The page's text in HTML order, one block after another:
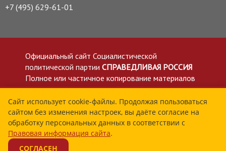
+7 (495) 629-61-01
Официальный сайт Социалистической
политической партии СПРАВЕДЛИВАЯ РОССИЯ
Полное или частичное копирование материалов
приветствуется со ссылкой на сайт spravedlivo.ru
Политика в отношении обработки персональных
данных
Все материалы сайта spravedlivo.ru доступны по
лицензии Creative Commons Attribution 4.0 International
Сайт использует cookie-файлы. Продолжая пользоваться
сайтом без изменения настроек, вы даёте согласие на
обработку персональных данных в соответствии с
Правовая информация сайта.
СОГЛАСЕН